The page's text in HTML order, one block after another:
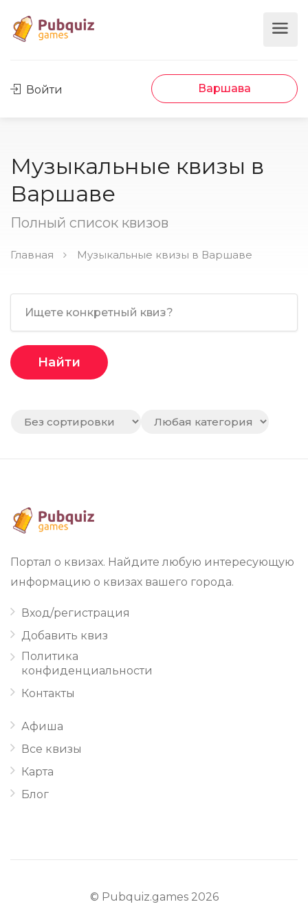
Войти Варшава
Музыкальные квизы в
Варшаве
Полный список квизов
Главная Музыкальные квизы в Варшаве
Найти
Портал о квизах. Найдите любую интересующую
информацию о квизах вашего города.
Вход/регистрация
Добавить квиз
Политика
конфиденциальности
Контакты
Афиша
Все квизы
Карта
Блог
© Pubquiz.games 2026